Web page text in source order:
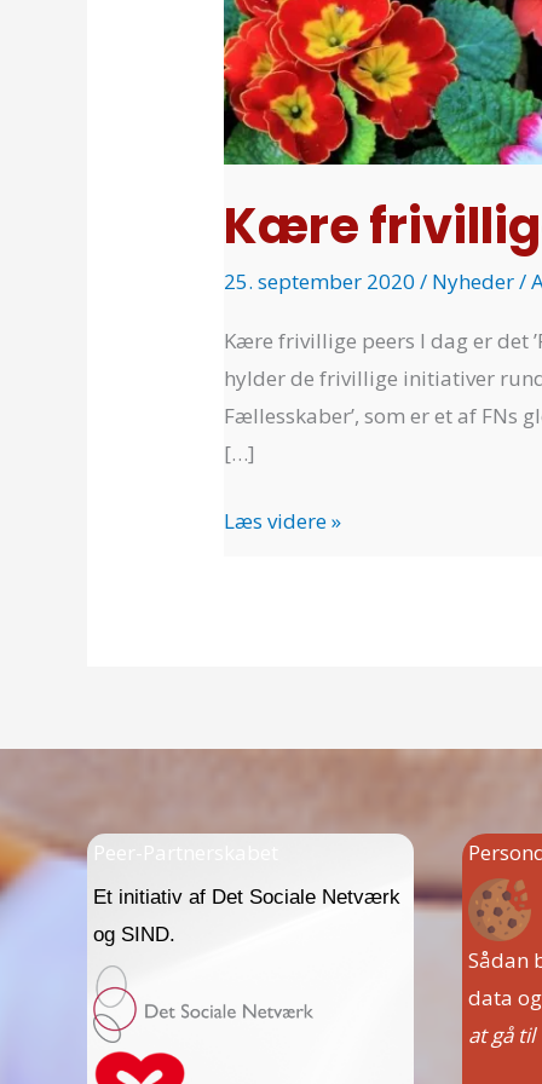
Kære
25. september 2020/ Nyheder/
Kære frivillige peers I dag er det
hylder de frivillige initiativer
Fællesskaber’, som er et af FNs
[…]
dag
Læs videre »
Peer-Partnerskabet
Et initiativ af Det Sociale Netværk
og SIND.
Sådan
data
at gå til